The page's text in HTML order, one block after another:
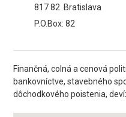
817 82 Bratislava
P.O.Box: 82
Finančná, colná a cenová
bankovníctve, stavebného
dôchodkového poistenia,